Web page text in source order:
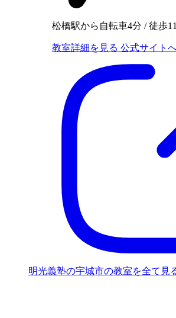
松橋駅から自転車4分 / 徒歩
教室詳細を見る 公式サイト
明光義塾の宇城市の教室を全て見